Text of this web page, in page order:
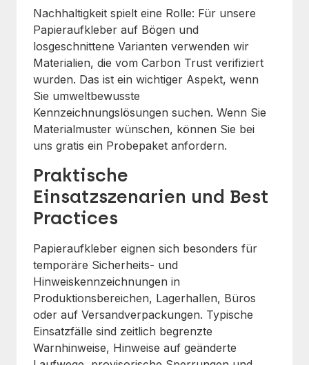
Nachhaltigkeit spielt eine Rolle: Für unsere
Papieraufkleber auf Bögen und
losgeschnittene Varianten verwenden wir
Materialien, die vom Carbon Trust verifiziert
wurden. Das ist ein wichtiger Aspekt, wenn
Sie umweltbewusste
Kennzeichnungslösungen suchen. Wenn Sie
Materialmuster wünschen, können Sie bei
uns gratis ein Probepaket anfordern.
Praktische
Einsatzszenarien und Best
Practices
Papieraufkleber eignen sich besonders für
temporäre Sicherheits- und
Hinweiskennzeichnungen in
Produktionsbereichen, Lagerhallen, Büros
oder auf Versandverpackungen. Typische
Einsatzfälle sind zeitlich begrenzte
Warnhinweise, Hinweise auf geänderte